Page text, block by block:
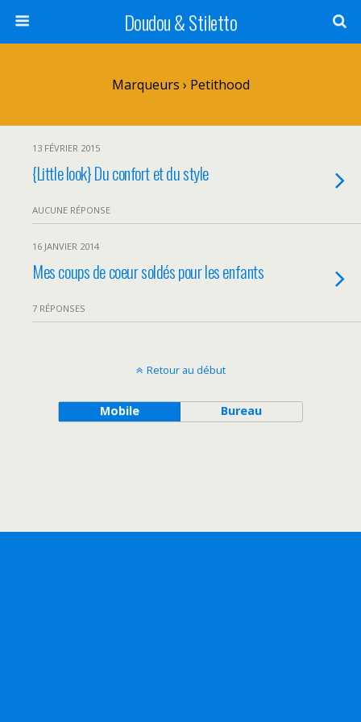
Doudou & Stiletto
Marqueurs › Petithood
13 FÉVRIER 2015
{Little look} Du confort et du style
AUCUNE RÉPONSE
16 JANVIER 2014
Mes coups de coeur soldés pour les enfants
7 RÉPONSES
Retour au début
Mobile Bureau